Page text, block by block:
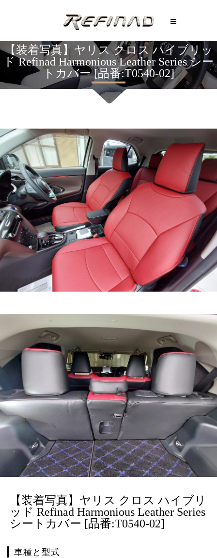
【装着写真】ヤリス クロス ハイブリッ
ド Refinad Harmonious Leather Series シー
トカバー [品番:T0540-02]
【装着写真】ヤリス クロス ハイブリ
ッド Refinad Harmonious Leather Series
シートカバー [品番:T0540-02]
車種と型式